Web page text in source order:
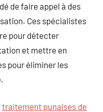
de faire appel à des
Ces spécialistes
pour détecter
et mettre en
pour éliminer les
traitement punaises de